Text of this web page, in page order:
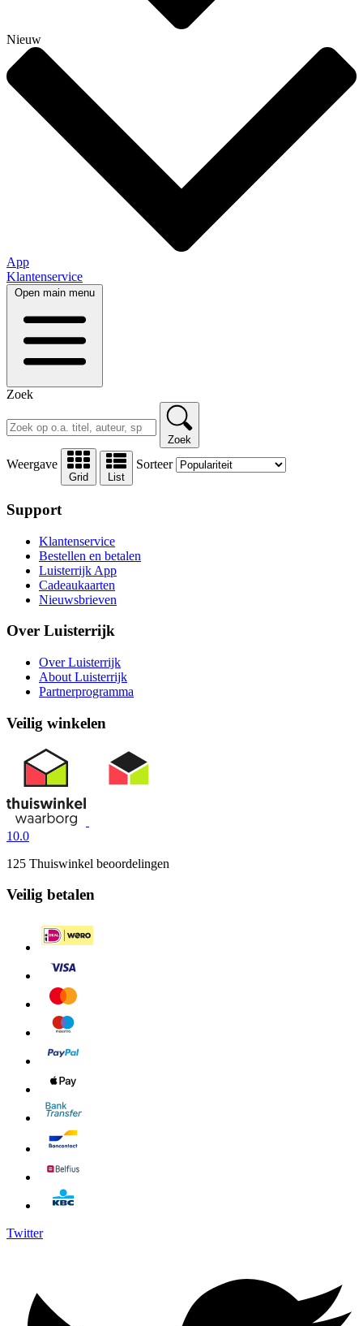
Nieuw
App
Klantenservice
Open main menu
Zoek
Zoek
Weergave
Grid List
Sorteer
Support
Klantenservice
Bestellen en betalen
Luisterrijk App
Cadeaukaarten
Nieuwsbrieven
Over Luisterrijk
Over Luisterrijk
About Luisterrijk
Partnerprogramma
Veilig winkelen
10.0
125 Thuiswinkel beoordelingen
Veilig betalen
Twitter